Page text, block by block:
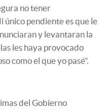
no tener
pendiente es que le
y levantaran la
les haya provocado
como el que yo pasé”.
del Gobierno